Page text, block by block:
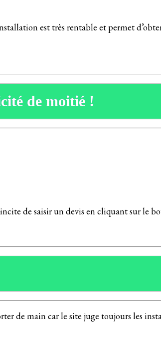
est très rentable et permet
de moitié !
de saisir un devis en cliquant sur le
de main car le site juge toujours les